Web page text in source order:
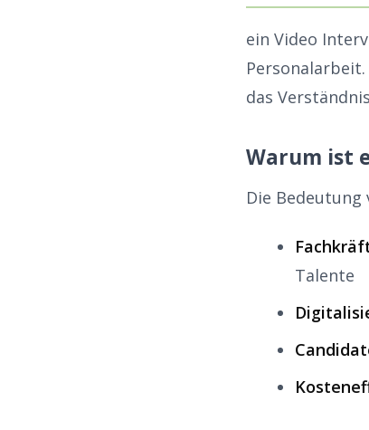
ein Video
das
Warum ist
Die
Talente